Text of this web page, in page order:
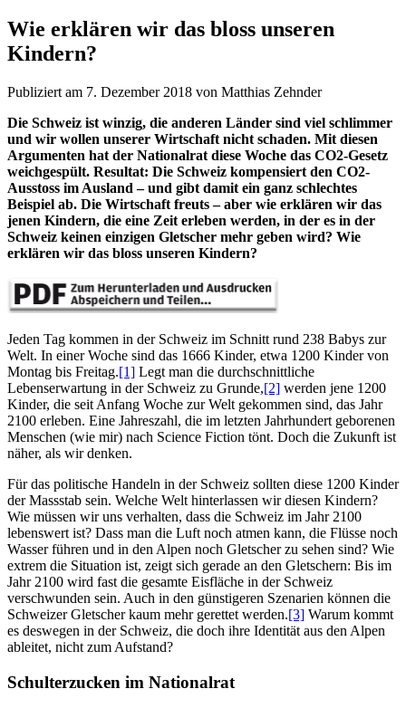
Wie erklären wir das bloss unseren
Kindern?
Publiziert am 7. Dezember 2018 von Matthias Zehnder
Die Schweiz ist winzig, die anderen Länder sind viel schlimmer
und wir wollen unserer Wirtschaft nicht schaden. Mit diesen
Argumenten hat der Nationalrat diese Woche das CO2-Gesetz
weichgespült. Resultat: Die Schweiz kompensiert den CO2-
Ausstoss im Ausland – und gibt damit ein ganz schlechtes
Beispiel ab. Die Wirtschaft freuts – aber wie erklären wir das
jenen Kindern, die eine Zeit erleben werden, in der es in der
Schweiz keinen einzigen Gletscher mehr geben wird? Wie
erklären wir das bloss unseren Kindern?
Jeden Tag kommen in der Schweiz im Schnitt rund 238 Babys zur
Welt. In einer Woche sind das 1666 Kinder, etwa 1200 Kinder von
Montag bis Freitag.[1] Legt man die durchschnittliche
Lebenserwartung in der Schweiz zu Grunde,[2] werden jene 1200
Kinder, die seit Anfang Woche zur Welt gekommen sind, das Jahr
2100 erleben. Eine Jahreszahl, die im letzten Jahrhundert geborenen
Menschen (wie mir) nach Science Fiction tönt. Doch die Zukunft ist
näher, als wir denken.
Für das politische Handeln in der Schweiz sollten diese 1200 Kinder
der Massstab sein. Welche Welt hinterlassen wir diesen Kindern?
Wie müssen wir uns verhalten, dass die Schweiz im Jahr 2100
lebenswert ist? Dass man die Luft noch atmen kann, die Flüsse noch
Wasser führen und in den Alpen noch Gletscher zu sehen sind? Wie
extrem die Situation ist, zeigt sich gerade an den Gletschern: Bis im
Jahr 2100 wird fast die gesamte Eisfläche in der Schweiz
verschwunden sein. Auch in den günstigeren Szenarien können die
Schweizer Gletscher kaum mehr gerettet werden.[3] Warum kommt
es deswegen in der Schweiz, die doch ihre Identität aus den Alpen
ableitet, nicht zum Aufstand?
Schulterzucken im Nationalrat